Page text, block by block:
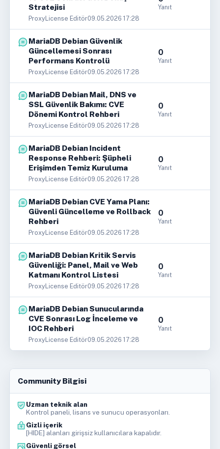
Stratejisi
ProxyLicense Editör09.05.2026 17:28
Yanıt
MariaDB Debian Güvenlik
Güncellemesi Sonrası
Performans Kontrolü
ProxyLicense Editör09.05.2026 17:28
0
Yanıt
MariaDB Debian Mail, DNS ve
SSL Güvenlik Bakımı: CVE
Dönemi Kontrol Rehberi
ProxyLicense Editör09.05.2026 17:28
0
Yanıt
MariaDB Debian Incident
Response Rehberi: Şüpheli
Erişimden Temiz Kuruluma
ProxyLicense Editör09.05.2026 17:28
0
Yanıt
MariaDB Debian CVE Yama Planı:
Güvenli Güncelleme ve Rollback
Rehberi
ProxyLicense Editör09.05.2026 17:28
0
Yanıt
MariaDB Debian Kritik Servis
Güvenliği: Panel, Mail ve Web
Katmanı Kontrol Listesi
ProxyLicense Editör09.05.2026 17:28
0
Yanıt
MariaDB Debian Sunucularında
CVE Sonrası Log İnceleme ve
IOC Rehberi
ProxyLicense Editör09.05.2026 17:28
0
Yanıt
Community Bilgisi
Uzman teknik alan
Kontrol paneli, lisans ve sunucu operasyonları.
Gizli içerik
[HIDE] alanları girişsiz kullanıcılara kapalıdır.
Güvenli görsel